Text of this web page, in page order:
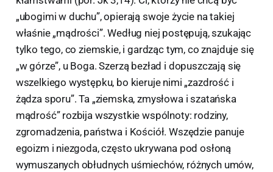
„ubogimi w duchu”, opierają swoje życie na takiej
właśnie „mądrości”. Według niej postępują, szukając
tylko tego, co ziemskie, i gardząc tym, co znajduje się
„w górze”, u Boga. Szerzą bezład i dopuszczają się
wszelkiego występku, bo kieruje nimi „zazdrość i
żądza sporu”. Ta „ziemska, zmysłowa i szatańska
mądrość” rozbija wszystkie wspólnoty: rodziny,
zgromadzenia, państwa i Kościół. Wszędzie panuje
egoizm i niezgoda, często ukrywana pod osłoną
wymuszanych obłudnych uśmiechów, różnych umów,